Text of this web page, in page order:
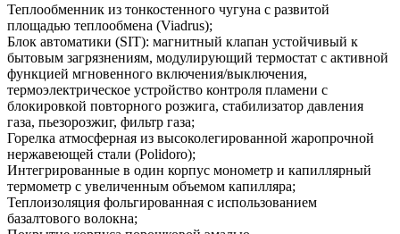
Теплообменник из тонкостенного чугуна с развитой
площадью теплообмена (Viadrus);
Блок автоматики (SIT): магнитный клапан устойчивый к
бытовым загрязнениям, модулирующий термостат с активной
функцией мгновенного включения/выключения,
термоэлектрическое устройство контроля пламени с
блокировкой повторного розжига, стабилизатор давления
газа, пьезорозжиг, фильтр газа;
Горелка атмосферная из высоколегированной жаропрочной
нержавеющей стали (Polidoro);
Интегрированные в один корпус монометр и капиллярный
термометр с увеличенным объемом капилляра;
Теплоизоляция фольгированная с использованием
базалтового волокна;